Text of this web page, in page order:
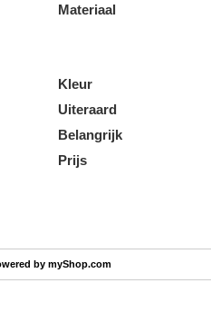
Materiaal
Kleur
Uiteraard
Belangrijk
Prijs
bymyShop.com